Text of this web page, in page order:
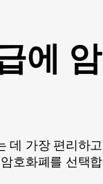
에
데 가장 편리하
호화폐를 선택